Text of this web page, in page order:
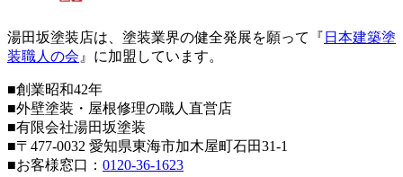
湯田坂塗装店は、塗装業界の健全発展を願って『 日本建築塗
装職人の会 』に加盟しています。
■創業昭和42年
■外壁塗装・屋根修理の職人直営店
■有限会社湯田坂塗装
■〒 477-0032 愛知県東海市加木屋町石田31-1
■お客様窓口： 0120-36-1623